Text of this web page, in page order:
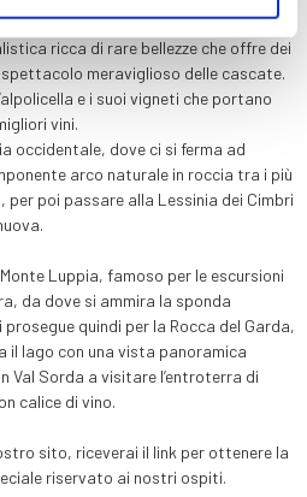
di Fumane si fa tappa al Parco delle
ricca di rare bellezze che offre dei
meraviglioso delle cascate.
e i suoi vigneti che portano
vini.
occidentale, dove ci si ferma ad
arco naturale in roccia tra i più
per poi passare alla Lessinia dei Cimbri
Luppia, famoso per le escursioni
da dove si ammira la sponda
quindi per la Rocca del Garda,
il lago con una vista panoramica
Val Sorda a visitare l’entroterra di
calice di vino.
sito, riceverai il link per ottenere la
riservato ai nostri ospiti.